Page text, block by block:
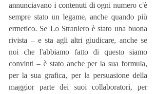
annunciavano i contenuti di ogni numero c'è
sempre stato un legame, anche quando più
ermetico. Se Lo Straniero è stato una buona
rivista – e sta agli altri giudicare, anche se
noi che l'abbiamo fatto di questo siamo
convinti – è stato anche per la sua formula,
per la sua grafica, per la persuasione della
maggior parte dei suoi collaboratori, per